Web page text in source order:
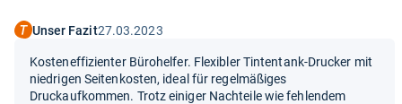
Unser Fazit27.03.2023
Kosteneffizienter Bürohelfer. Flexibler Tintentank-Drucker mit
niedrigen Seitenkosten, ideal für regelmäßiges
Druckaufkommen. Trotz einiger Nachteile wie fehlendem